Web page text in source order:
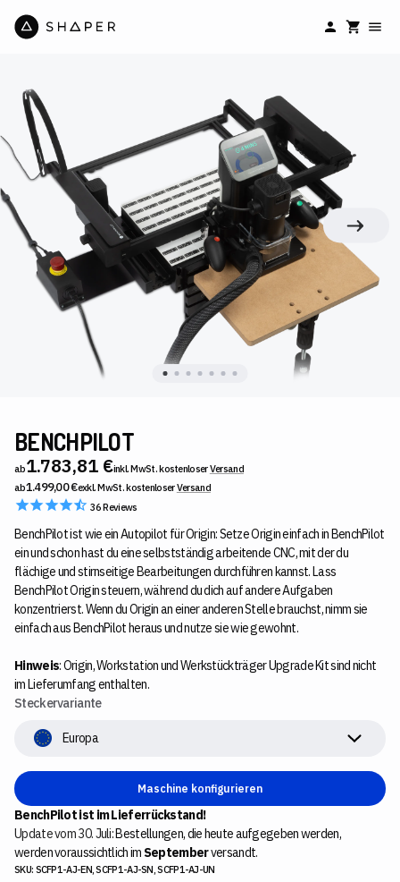
BENCHPILOT
ab1.783,81 €inkl. MwSt. kostenloserVersand
ab1.499,00 €exkl. MwSt. kostenloserVersand
36Reviews
BenchPilot ist wie ein Autopilot für Origin: Setze Origin einfach in BenchPilot
ein und schon hast du eine selbstständig arbeitende CNC, mit der du
flächige und stirnseitige Bearbeitungen durchführen kannst. Lass
BenchPilot Origin steuern, während du dich auf andere Aufgaben
konzentrierst. Wenn du Origin an einer anderen Stelle brauchst, nimm sie
einfach aus BenchPilot heraus und nutze sie wie gewohnt.
Hinweis: Origin, Workstation und Werkstückträger Upgrade Kit sind nicht
im Lieferumfang enthalten.
Steckervariante
Europa
Maschine konfigurieren
BenchPilot ist im Lieferrückstand!
Update vom 30. Juli: Bestellungen, die heute aufgegeben werden,
werden voraussichtlich im Septemberversandt.
SKU: SCFP1-AJ-EN, SCFP1-AJ-SN, SCFP1-AJ-UN